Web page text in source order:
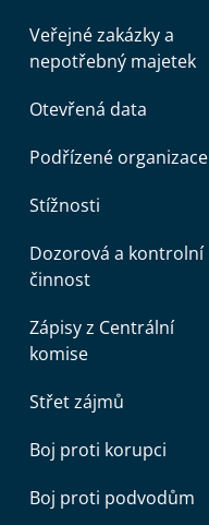
Veřejné zakázky a
nepotřebný majetek
Otevřená data
Podřízené organizace
Stížnosti
Dozorová a kontrolní
činnost
Zápisy z Centrální
komise
Střet zájmů
Boj proti korupci
Boj proti podvodům